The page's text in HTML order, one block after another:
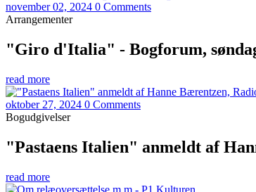
november 02, 2024 0 Comments
Arrangementer
"Giro d'Italia" - Bogforum,
read more
oktober 27, 2024 0 Comments
Bogudgivelser
"Pastaens Italien" anmeldt af
read more